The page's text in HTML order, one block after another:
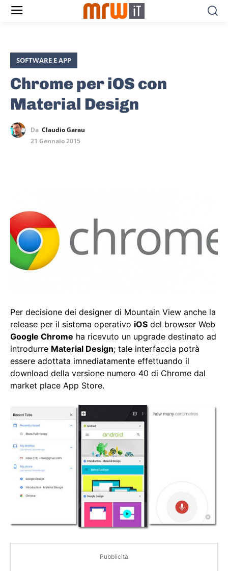
SOFTWARE E APP
Chrome per iOS con
Material Design
Da Claudio Garau
21 Gennaio 2015
Per decisione dei designer di Mountain View anche la
release per il sistema operativo iOS del browser Web
Google Chrome ha ricevuto un upgrade destinato ad
introdurre Material Design; tale interfaccia potrà
essere adottata imnediatamente effettuando il
download della versione numero 40 di Chrome dal
market place App Store.
Pubblicità